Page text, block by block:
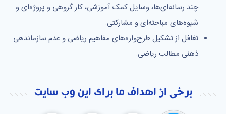
چند رسانه‌ای‌ها، وسایل کمک آموزشی، کار گروهی و پروژه‌ای و
شیوه‌های مباحثه‌ای و مشارکتی.
تغافل از تشکیل طرح‌واره‌های مفاهیم ریاضی و عدم سازماندهی
ذهنی مطالب ریاضی.
برخی از اهداف ما برای این وب سایت